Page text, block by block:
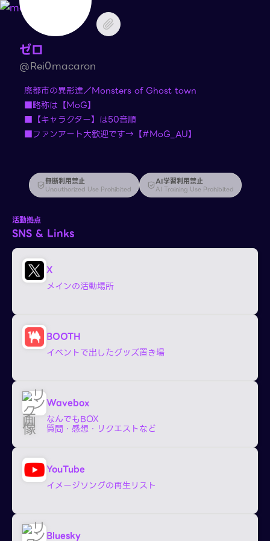
ゼロ
@Rei0macaron
廃都市の異形達／Monsters of Ghost town
■略称は【MoG】
■【キャラクター】は50音順
■ファンアート大歓迎です→【#MoG_AU】
無断利用禁止
Unauthorized Use Prohibited
AI学習利用禁止
AI Training Use Prohibited
活動拠点
SNS & Links
X
メインの活動場所
BOOTH
イベントで出したグッズ置き場
Wavebox
なんでもBOX
質問・感想・リクエストなど
YouTube
イメージソングの再生リスト
Bluesky